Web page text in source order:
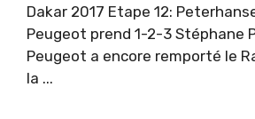
Dakar 2017 Etape 12:
Peugeot prend 1-2-3 Stéphane
Peugeot a encore remporté le
la ...